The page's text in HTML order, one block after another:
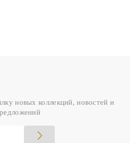
новых коллекций, новостей и